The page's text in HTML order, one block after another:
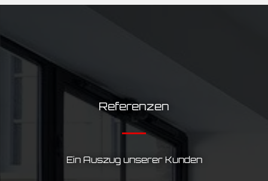
Referenzen
Ein Auszug unserer Kunden